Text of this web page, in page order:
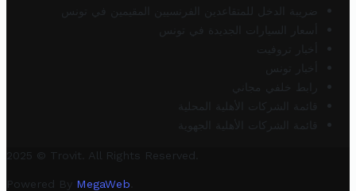
ضريبة الدخل للمتقاعدين الفرنسيين المقيمين في تونس
أسعار السيارات الجديدة في تونس
أخبار تروفيت
أخبار تونس
رابط خلفي مجاني
قائمة الشركات الأهلية المحلية
قائمة الشركات الأهلية الجهوية
2025 © Trovit. All Rights Reserved.
Powered By MegaWeb